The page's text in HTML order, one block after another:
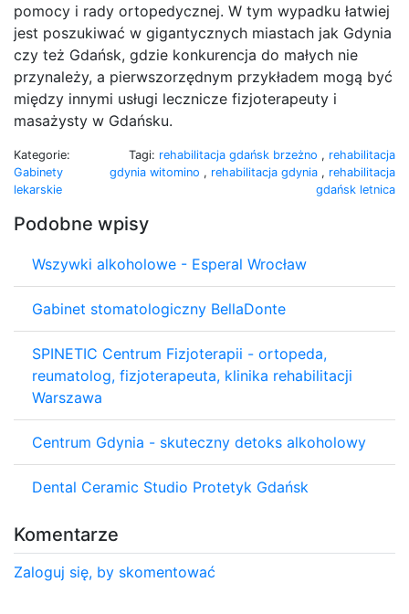
pomocy i rady ortopedycznej. W tym wypadku łatwiej
jest poszukiwać w gigantycznych miastach jak Gdynia
czy też Gdańsk, gdzie konkurencja do małych nie
przynależy, a pierwszorzędnym przykładem mogą być
między innymi usługi lecznicze fizjoterapeuty i
masażysty w Gdańsku.
Kategorie:
Gabinety
lekarskie
Tagi: rehabilitacja gdańsk brzeżno , rehabilitacja
gdynia witomino , rehabilitacja gdynia , rehabilitacja
gdańsk letnica
Podobne wpisy
Wszywki alkoholowe - Esperal Wrocław
Gabinet stomatologiczny BellaDonte
SPINETIC Centrum Fizjoterapii - ortopeda,
reumatolog, fizjoterapeuta, klinika rehabilitacji
Warszawa
Centrum Gdynia - skuteczny detoks alkoholowy
Dental Ceramic Studio Protetyk Gdańsk
Komentarze
Zaloguj się, by skomentować